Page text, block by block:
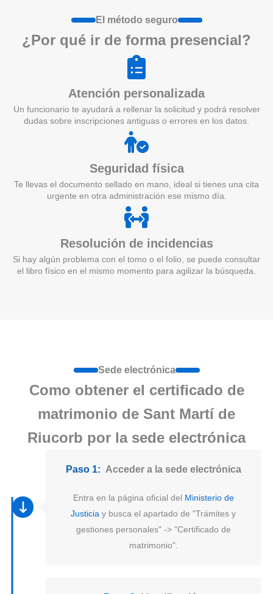
El método seguro
¿Por qué ir de formapresencial?
Atención personalizada
Un funcionario te ayudará a rellenar la solicitud y podrá resolver
dudas sobre inscripciones antiguas o errores en los datos.
Seguridad física
Te llevas el documento sellado en mano, ideal si tienes una cita
urgente en otra administración ese mismo día.
Resolución de incidencias
Si hay algún problema con el tomo o el folio, se puede consultar
el libro físico en el mismo momento para agilizar la búsqueda.
Sede electrónica
Como obtener el certificado de
matrimonio de Sant Martí de
Riucorb por la sede electrónica
Paso 1: Acceder a la sede electrónica
Entra en la página oficial del Ministerio de
Justicia y busca el apartado de "Trámites y
gestiones personales" -> "Certificado de
matrimonio".